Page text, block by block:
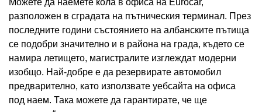
Можете да наемете кола в офиса на Eurocar,
разположен в сградата на пътническия терминал. През
последните години състоянието на албанските пътища
се подобри значително и в района на града, където се
намира летището, магистралите изглеждат модерни
изобщо. Най-добре е да резервирате автомобил
предварително, като използвате уебсайта на офиса
под наем. Така можете да гарантирате, че ще